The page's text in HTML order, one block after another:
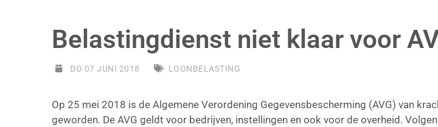
Belastingdienst niet klaar voor
DO 07 JUNI 2018 LOONBELASTING
Op 25 mei 2018 is de Algemene Verordening Gegevensbescherming (AVG) van
geworden. De AVG geldt voor bedrijven, instellingen en ook voor de overheid.